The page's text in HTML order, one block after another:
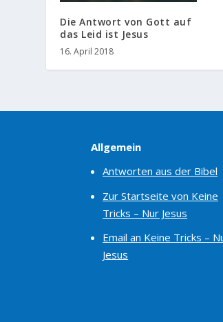
Die Antwort von Gott auf
das Leid ist Jesus
16. April 2018
Allgemein
Antworten aus der Bibel
Zur Startseite von Keine
Tricks – Nur Jesus
Email an Keine Tricks –
Jesus